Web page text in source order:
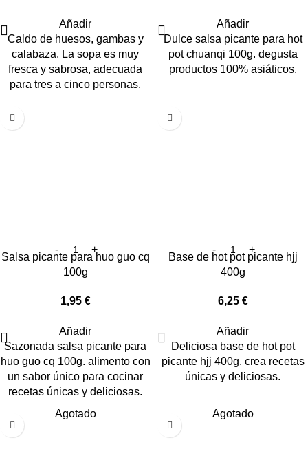
Añadir
Caldo de huesos, gambas y
calabaza. La sopa es muy
fresca y sabrosa, adecuada
para tres a cinco personas.
Añadir
Dulce salsa picante para hot
pot chuanqi 100g. degusta
productos 100% asiáticos.
Salsa picante para huo guo cq
100g
1,95 €
Añadir
Sazonada salsa picante para
huo guo cq 100g. alimento con
un sabor único para cocinar
recetas únicas y deliciosas.
Base de hot pot picante hjj
400g
6,25 €
Añadir
Deliciosa base de hot pot
picante hjj 400g. crea recetas
únicas y deliciosas.
Agotado Agotado